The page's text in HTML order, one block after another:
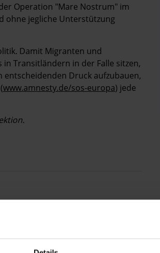
Operation "Mare Nostrum" im
ohne jegliche Unterstützung
Damit Migranten und
Transitländern in der Falle sitzen,
entscheidenden Druck aufzubauen,
www.amnesty.de/sos-europa) jede